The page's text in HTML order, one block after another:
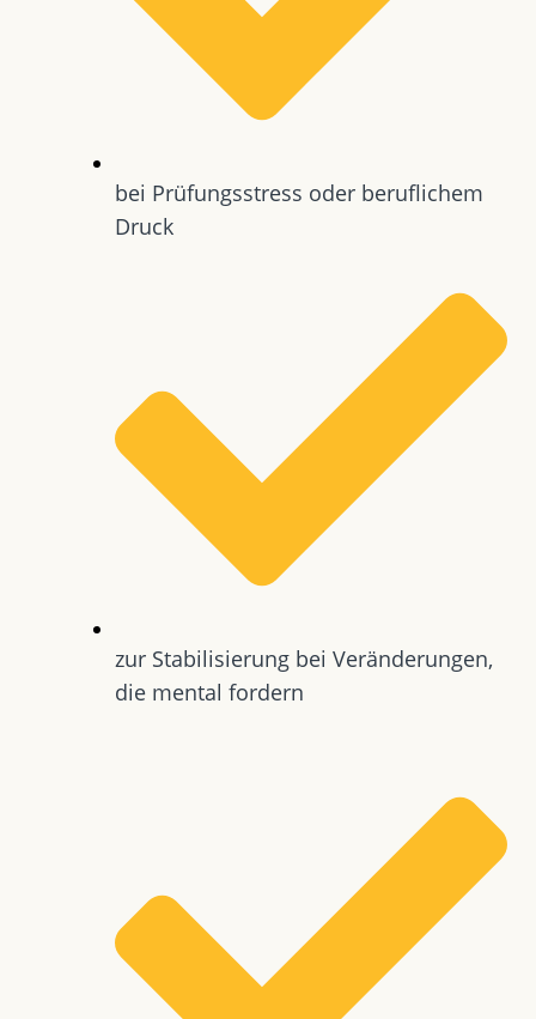
bei Prüfungsstress oder beruflichem
Druck
zur Stabilisierung bei Veränderungen,
die mental fordern